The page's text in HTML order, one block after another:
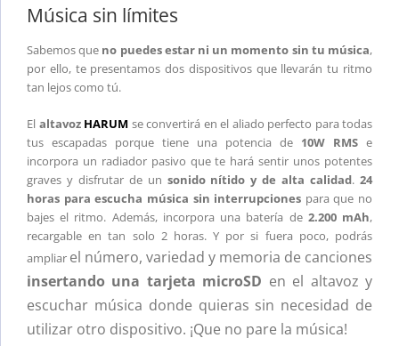
Música sin límites
Sabemos que no puedes estar ni un momento sin tu música,
por ello, te presentamos dos dispositivos que llevarán tu ritmo
tan lejos como tú.
El altavoz HARUM se convertirá en el aliado perfecto para todas
tus escapadas porque tiene una potencia de 10W RMS e
incorpora un radiador pasivo que te hará sentir unos potentes
graves y disfrutar de un sonido nítido y de alta calidad.24
horas para escucha música sin interrupciones para que no
bajes el ritmo. Además, incorpora una batería de 2.200 mAh,
recargable en tan solo 2 horas. Y por si fuera poco, podrás
ampliar el número, variedad y memoria de canciones
insertando una tarjeta microSD en el altavoz y
escuchar música donde quieras sin necesidad de
utilizar otro dispositivo. ¡Que no pare la música!